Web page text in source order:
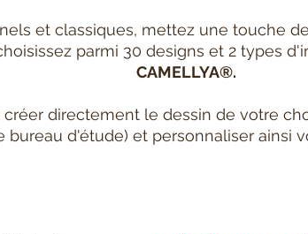
et classiques, mettez une touche
parmi 30 designs et 2 types
CAMELLYA®.
directement le dessin de votre
bureau d'étude) et personnaliser ainsi